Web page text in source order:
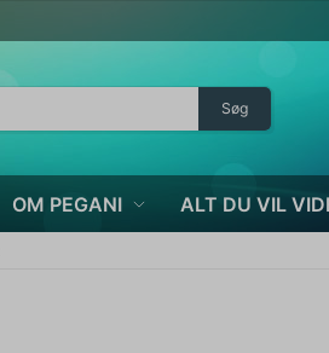
Søg
OM PEGANI ALT DU VIL